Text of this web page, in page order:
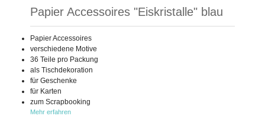
Papier Accessoires "Eiskristalle" blau
Papier Accessoires
verschiedene Motive
36 Teile pro Packung
als Tischdekoration
für Geschenke
für Karten
zum Scrapbooking
Mehr erfahren